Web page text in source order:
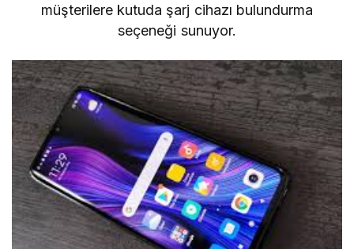
müşterilere kutuda şarj cihazı bulundurma
seçeneği sunuyor.